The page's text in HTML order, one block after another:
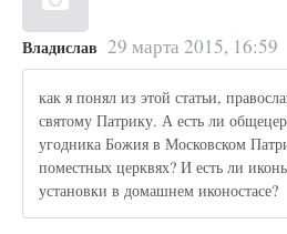
Владислав 29 марта 2015, 16:59
как я понял из этой статьи,
святому Патрику. А есть ли
угодника Божия в Московском
поместных церквях? И есть ли
установки в домашнем иконостасе?